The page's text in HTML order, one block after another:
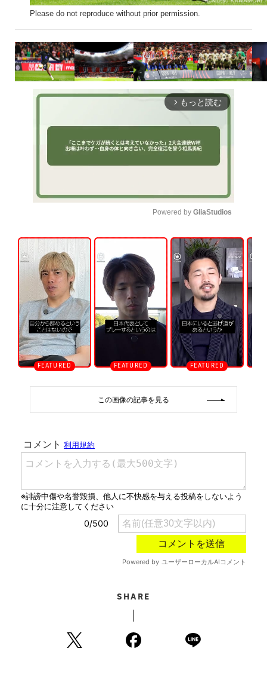
Please do not reproduce without prior permission.
arrow_forward_ios もっと読む
U
n
m
u
t
e
Powered by GliaStudios
この画像の記事を見る
SHARE